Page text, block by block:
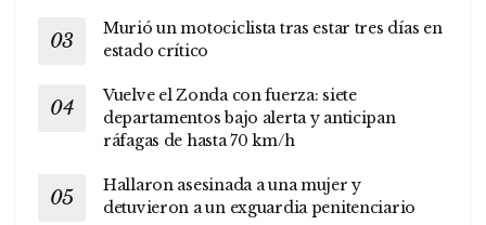
Murió un motociclista tras estar tres días en
estado crítico
Vuelve el Zonda con fuerza: siete
departamentos bajo alerta y anticipan
ráfagas de hasta 70 km/h
Hallaron asesinada a una mujer y
detuvieron a un exguardia penitenciario